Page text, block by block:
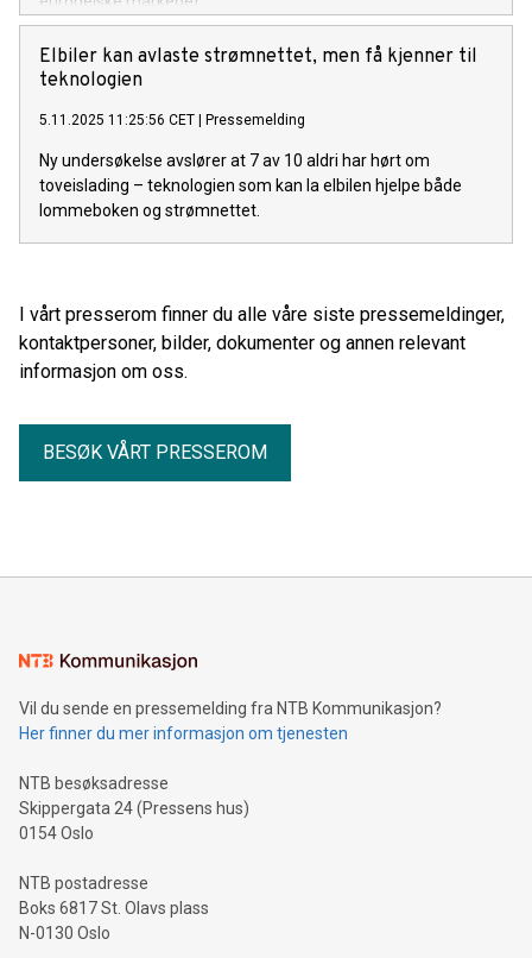
Elbiler kan avlaste strømnettet, men få kjenner til
teknologien
5.11.2025 11:25:56 CET | Pressemelding
Ny undersøkelse avslører at 7 av 10 aldri har hørt om
toveislading – teknologien som kan la elbilen hjelpe både
lommeboken og strømnettet.
I vårt presserom finner du alle våre siste pressemeldinger,
kontaktpersoner, bilder, dokumenter og annen relevant
informasjon om oss.
BESØK VÅRT PRESSEROM
Vil du sende en pressemelding fra NTB Kommunikasjon?
Her finner du mer informasjon om tjenesten
NTB besøksadresse
Skippergata 24 (Pressens hus)
0154 Oslo
NTB postadresse
Boks 6817 St. Olavs plass
N-0130 Oslo